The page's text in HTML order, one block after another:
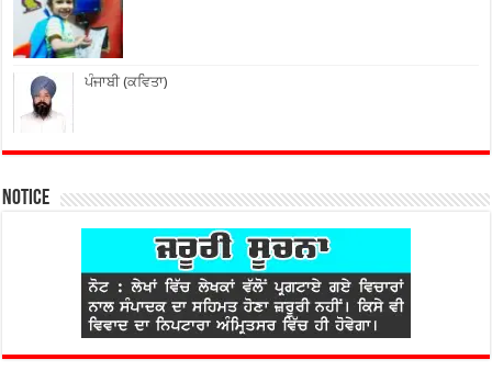
ਪੰਜਾਬੀ (ਕਵਿਤਾ)
Notice